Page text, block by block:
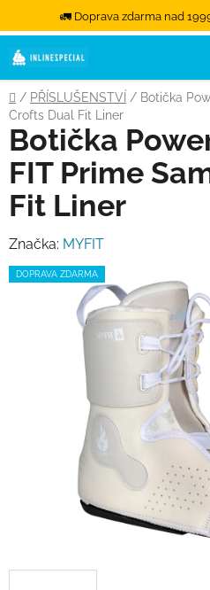
🚛 Doprava zdarma nad
Přejít na obsah
Domů
/ PŘÍSLUŠENSTVÍ / Botička
Crofts Dual Fit Liner
Botička
FIT Prime
Fit Liner
Značka: MYFIT
DOPRAVA ZDARMA